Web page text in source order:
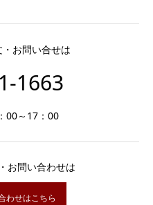
お問い合せは
1663
00～17：00
お問い合わせは
わせはこちら